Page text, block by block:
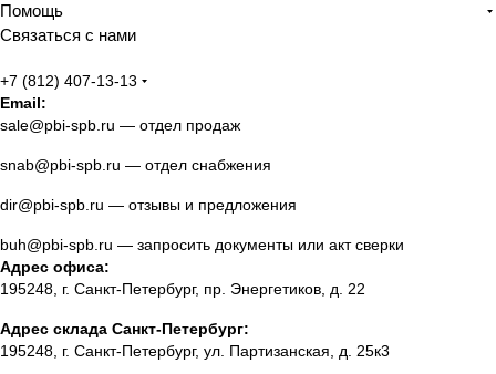
Помощь
Связаться с нами
+7 (812) 407-13-13
Email:
sale@pbi-spb.ru — отдел продаж
snab@pbi-spb.ru — отдел снабжения
dir@pbi-spb.ru — отзывы и предложения
buh@pbi-spb.ru — запросить документы или акт сверки
Адрес офиса:
195248, г. Санкт-Петербург, пр. Энергетиков, д. 22
Адрес склада Санкт-Петербург:
195248, г. Санкт-Петербург, ул. Партизанская, д. 25к3